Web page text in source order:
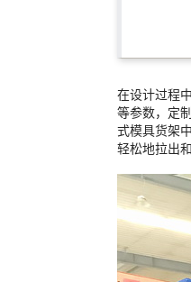
在设计过程
等参数，定
式模具货架
轻松地拉出